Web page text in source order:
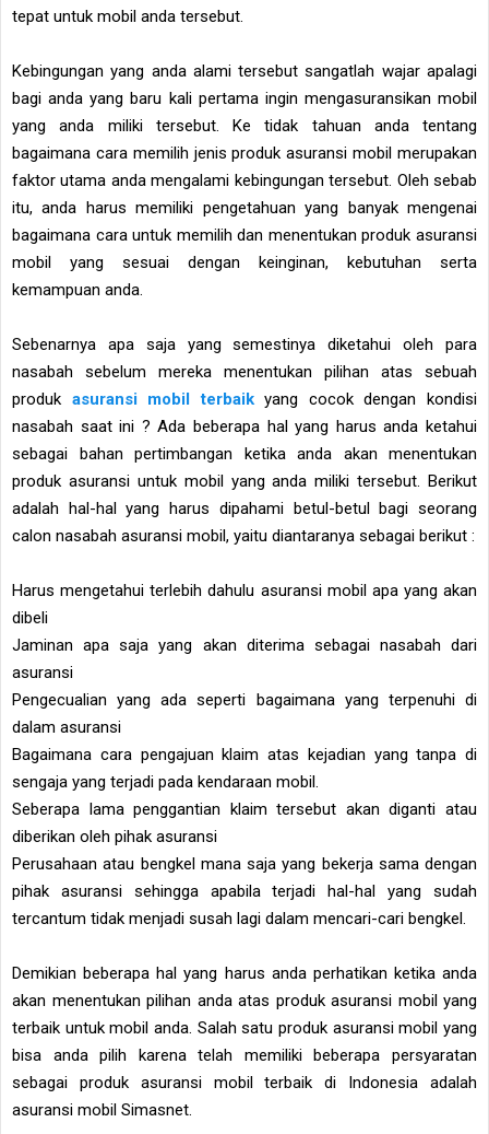
tepat untuk mobil anda tersebut.
Kebingungan yang anda alami tersebut sangatlah wajar apalagi
bagi anda yang baru kali pertama ingin mengasuransikan mobil
yang anda miliki tersebut. Ke tidak tahuan anda tentang
bagaimana cara memilih jenis produk asuransi mobil merupakan
faktor utama anda mengalami kebingungan tersebut. Oleh sebab
itu, anda harus memiliki pengetahuan yang banyak mengenai
bagaimana cara untuk memilih dan menentukan produk asuransi
mobil yang sesuai dengan keinginan, kebutuhan serta
kemampuan anda.
Sebenarnya apa saja yang semestinya diketahui oleh para
nasabah sebelum mereka menentukan pilihan atas sebuah
produk asuransi mobil terbaikyang cocok dengan kondisi
nasabah saat ini ? Ada beberapa hal yang harus anda ketahui
sebagai bahan pertimbangan ketika anda akan menentukan
produk asuransi untuk mobil yang anda miliki tersebut. Berikut
adalah hal-hal yang harus dipahami betul-betul bagi seorang
calon nasabah asuransi mobil, yaitu diantaranya sebagai berikut :
Harus mengetahui terlebih dahulu asuransi mobil apa yang akan
dibeli
Jaminan apa saja yang akan diterima sebagai nasabah dari
asuransi
Pengecualian yang ada seperti bagaimana yang terpenuhi di
dalam asuransi
Bagaimana cara pengajuan klaim atas kejadian yang tanpa di
sengaja yang terjadi pada kendaraan mobil.
Seberapa lama penggantian klaim tersebut akan diganti atau
diberikan oleh pihak asuransi
Perusahaan atau bengkel mana saja yang bekerja sama dengan
pihak asuransi sehingga apabila terjadi hal-hal yang sudah
tercantum tidak menjadi susah lagi dalam mencari-cari bengkel.
Demikian beberapa hal yang harus anda perhatikan ketika anda
akan menentukan pilihan anda atas produk asuransi mobil yang
terbaik untuk mobil anda. Salah satu produk asuransi mobil yang
bisa anda pilih karena telah memiliki beberapa persyaratan
sebagai produk asuransi mobil terbaik di Indonesia adalah
asuransi mobil Simasnet.